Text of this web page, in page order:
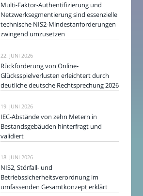
Multi-Faktor-Authentifizierung und
Netzwerksegmentierung sind essenzielle
technische NIS2-Mindestanforderungen
zwingend umzusetzen
22. JUNI 2026
Rückforderung von Online-
Glücksspielverlusten erleichtert durch
deutliche deutsche Rechtsprechung 2026
19. JUNI 2026
IEC-Abstände von zehn Metern in
Bestandsgebäuden hinterfragt und
validiert
18. JUNI 2026
NIS2, Störfall- und
Betriebssicherheitsverordnung im
umfassenden Gesamtkonzept erklärt